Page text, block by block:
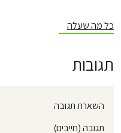
כל מה שעלה
תגובות
השארת תגובה
תגובה (חייבים)